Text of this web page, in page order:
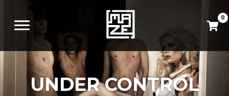
0
UNDER CONTROL